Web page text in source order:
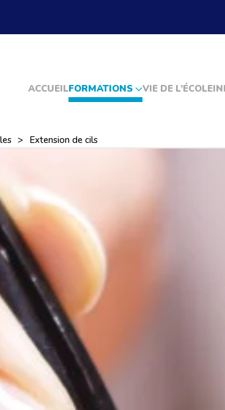
ACCUEILFORMATIONS VIE DE L’ÉCOLE
Extension de cils